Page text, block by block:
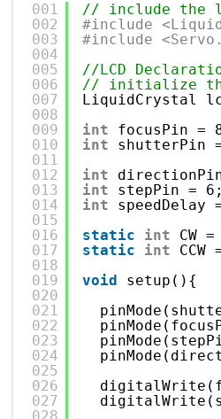
001
002
003
004
005
006
007
008
009
010
011
012
013
014
015
016
017
018
019
020
021
022
023
024
025
026
027
// include the
#include
#include
//LCD
// initialize the
LiquidCrystal
int
focusPin =
int
shutterPin
int
int
stepPin = 6;
int
static
int
CW
static
int
CCW
void
setup(){